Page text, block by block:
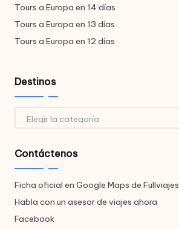
Tours a Europa en 14 días
Tours a Europa en 13 días
Tours a Europa en 12 días
Destinos
Contáctenos
Ficha oficial en Google Maps de Fullviajes
Habla con un asesor de viajes ahora
Facebook